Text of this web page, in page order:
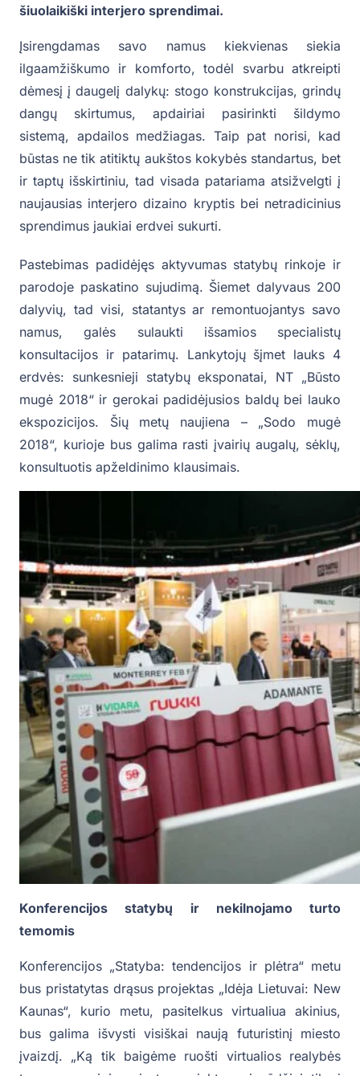
šiuolaikiški interjero sprendimai.
Įsirengdamas savo namus kiekvienas siekia
ilgaamžiškumo ir komforto, todėl svarbu atkreipti
dėmesį į daugelį dalykų: stogo konstrukcijas, grindų
dangų skirtumus, apdairiai pasirinkti šildymo
sistemą, apdailos medžiagas. Taip pat norisi, kad
būstas ne tik atitiktų aukštos kokybės standartus, bet
ir taptų išskirtiniu, tad visada patariama atsižvelgti į
naujausias interjero dizaino kryptis bei netradicinius
sprendimus jaukiai erdvei sukurti.
Pastebimas padidėjęs aktyvumas statybų rinkoje ir
parodoje paskatino sujudimą. Šiemet dalyvaus 200
dalyvių, tad visi, statantys ar remontuojantys savo
namus, galės sulaukti išsamios specialistų
konsultacijos ir patarimų. Lankytojų šįmet lauks 4
erdvės: sunkesnieji statybų eksponatai, NT „Būsto
mugė 2018“ ir gerokai padidėjusios baldų bei lauko
ekspozicijos. Šių metų naujiena – „Sodo mugė
2018“, kurioje bus galima rasti įvairių augalų, sėklų,
konsultuotis apželdinimo klausimais.
Konferencijos statybų ir nekilnojamo turto
temomis
Konferencijos „Statyba: tendencijos ir plėtra“ metu
bus pristatytas drąsus projektas „Idėja Lietuvai: New
Kaunas“, kurio metu, pasitelkus virtualiua akinius,
bus galima išvysti visiškai naują futuristinį miesto
įvaizdį. „Ką tik baigėme ruošti virtualios realybės